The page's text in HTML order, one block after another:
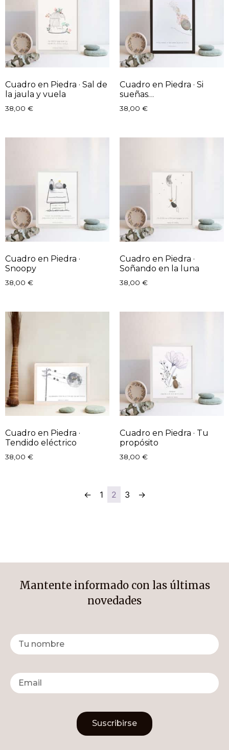
Cuadro en Piedra · Sal de
la jaula y vuela
38,00 €
Cuadro en Piedra · Si
sueñas…
38,00 €
Cuadro en Piedra ·
Snoopy
38,00 €
Cuadro en Piedra ·
Soñando en la luna
38,00 €
Cuadro en Piedra ·
Tendido eléctrico
38,00 €
Cuadro en Piedra · Tu
propósito
38,00 €
← 1 2 3 →
Mantente informado con las últimas
novedades
Suscribirse